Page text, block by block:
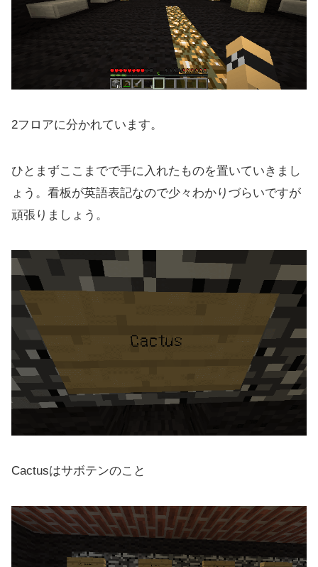
2フロアに分かれています。
ひとまずここまでで手に入れたものを置いていきまし
ょう。看板が英語表記なので少々わかりづらいですが
頑張りましょう。
Cactusはサボテンのこと